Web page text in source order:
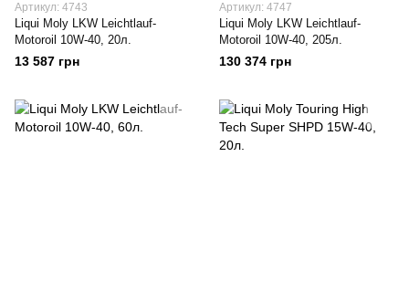
Артикул: 4743
Liqui Moly LKW Leichtlauf-
Motoroil 10W-40, 20л.
13 587 грн
Артикул: 4747
Liqui Moly LKW Leichtlauf-
Motoroil 10W-40, 205л.
130 374 грн